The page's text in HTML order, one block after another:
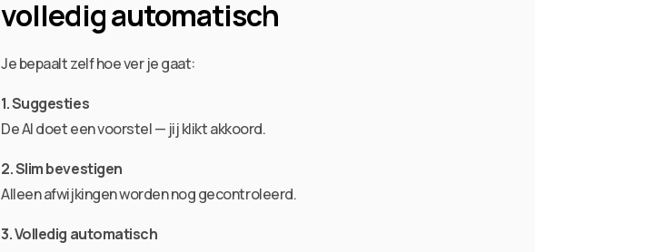
volledig automatisch
Je bepaalt zelf hoe ver je gaat:
1. Suggesties
De AI doet een voorstel — jij klikt akkoord.
2. Slim bevestigen
Alleen afwijkingen worden nog gecontroleerd.
3. Volledig automatisch